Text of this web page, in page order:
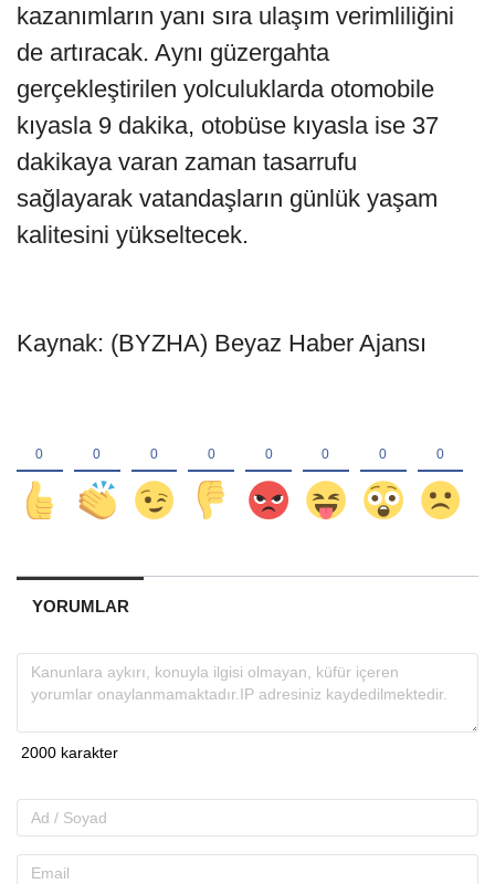
kazanımların yanı sıra ulaşım verimliliğini
de artıracak. Aynı güzergahta
gerçekleştirilen yolculuklarda otomobile
kıyasla 9 dakika, otobüse kıyasla ise 37
dakikaya varan zaman tasarrufu
sağlayarak vatandaşların günlük yaşam
kalitesini yükseltecek.
Kaynak: (BYZHA) Beyaz Haber Ajansı
YORUMLAR